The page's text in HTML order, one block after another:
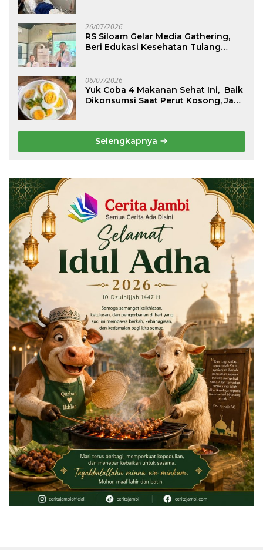
26/07/2026
RS Siloam Gelar Media Gathering,
Beri Edukasi Kesehatan Tulang
06/07/2026
Yuk Coba 4 Makanan Sehat Ini, Baik
Dikonsumsi Saat Perut Kosong, Jaga
Selengkapnya